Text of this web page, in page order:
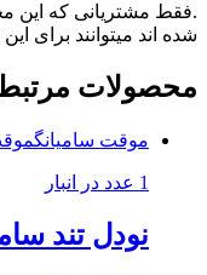
.فقط مشتریانی که این
شده اند میتوانند برای
محصولات
موقت سامیانگ
1 عدد در انبار
نودل تند